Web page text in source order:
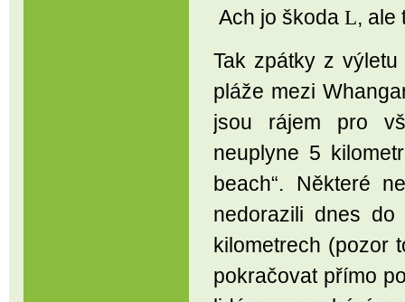
Ach jo škoda L, ale
Tak zpátky z
pláže mezi
jsou rájem pro
neuplyne 5
beach“. Některé
nedorazili dnes
kilometrech (pozor
pokračovat přímo